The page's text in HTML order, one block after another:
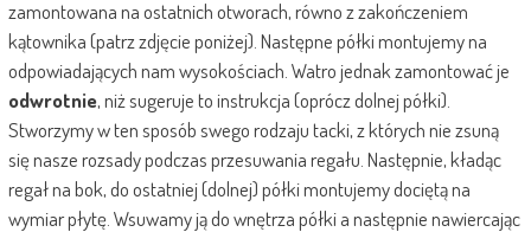
zamontowana na ostatnich otworach, równo z zakończeniem
kątownika (patrz zdjęcie poniżej). Następne półki montujemy na
odpowiadających nam wysokościach. Watro jednak zamontować je
odwrotnie, niż sugeruje to instrukcja (oprócz dolnej półki).
Stworzymy w ten sposób swego rodzaju tacki, z których nie zsuną
się nasze rozsady podczas przesuwania regału. Następnie, kładąc
regał na bok, do ostatniej (dolnej) półki montujemy dociętą na
wymiar płytę. Wsuwamy ją do wnętrza półki a następnie nawiercając